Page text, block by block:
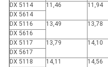
DX 5114
11,46 11,94
DX 5614
DX 5116
13,49 13,78
DX 5616
DX 5117
13,79 14,10
DX 5617
DX 5118
14,11 14,56